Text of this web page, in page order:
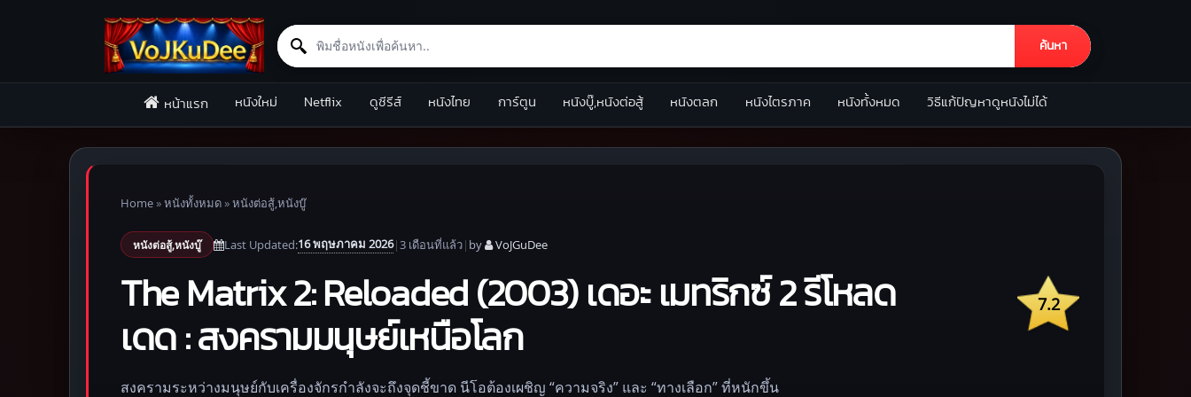
Search for:
ค้นหา
หน้าแรก หนังใหม่ Netflix ดูซีรีส์ หนังไทย การ์ตูน หนังบู๊,หนังต่อสู้ หนังตลก หนังไตรภาค หนังทั้งหมด วิธีแก้ปัญหาดูหนังไม่ได้
Home»หนังทั้งหมด»หนังต่อสู้,หนังบู๊
หนังต่อสู้,หนังบู๊ Last Updated:16 พฤษภาคม 2026|3 เดือนที่แล้ว| by VoJGuDee
7.2
The Matrix 2: Reloaded (2003) เดอะ เมทริกซ์ 2 รีโหลด
เดด : สงครามมนุษย์เหนือโลก
สงครามระหว่างมนุษย์กับเครื่องจักรกำลังจะถึงจุดชี้ขาด นีโอต้องเผชิญ “ความจริง” และ “ทางเลือก” ที่หนักขึ้น